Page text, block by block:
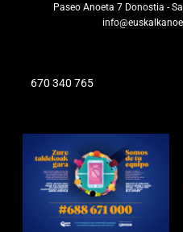
Paseo Anoeta 7 Donostia -
670 340 765